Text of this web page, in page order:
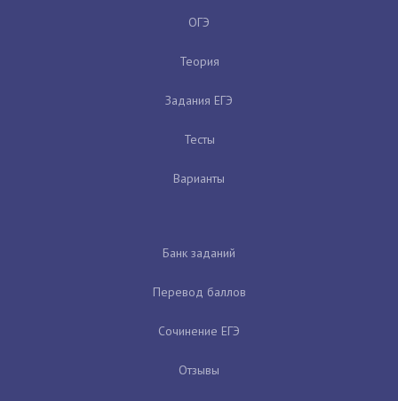
ОГЭ
Теория
Задания ЕГЭ
Тесты
Варианты
Банк заданий
Перевод баллов
Сочинение ЕГЭ
Отзывы